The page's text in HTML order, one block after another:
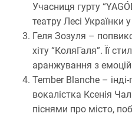
Учасниця гурту
театру Лесі Українки
Геля Зозуля –
хіту “КоляГаля”. Її
аранжування з
Tember Blanche –
вокалістка Ксенія
піснями про місто,